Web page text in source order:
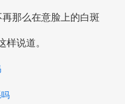
那么在意脸上的白斑
样说道。